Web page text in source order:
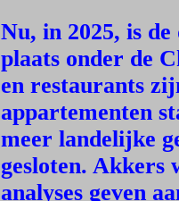
Nu, in 2025, is
plaats onder de
en restaurants
appartementen
meer landelijke
gesloten. Akkers
analyses geven